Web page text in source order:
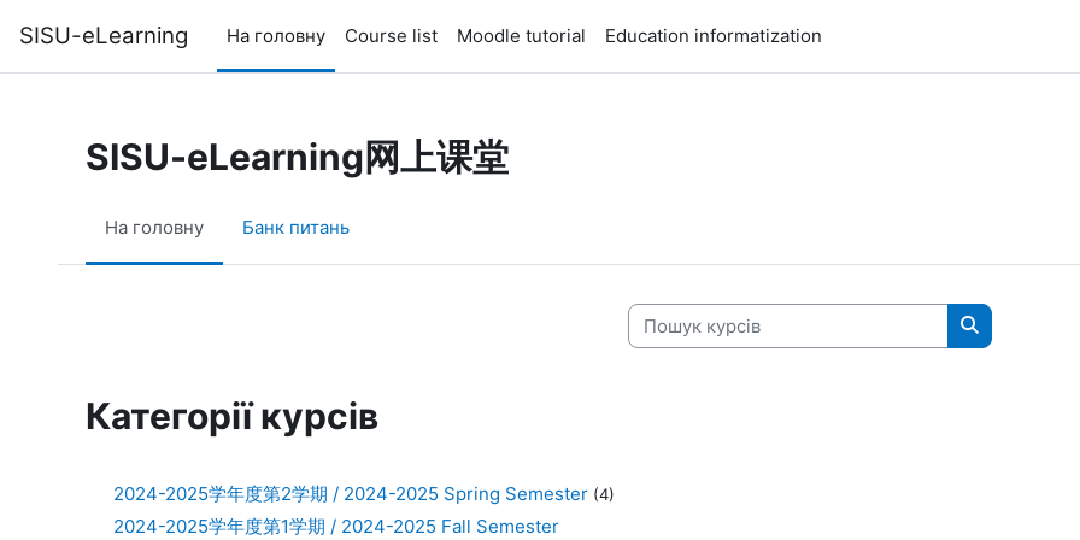
SISU-eLearning На головну Course list Moodle tutorial Education informatization
SISU-eLearning网上课堂
На головну Банк питань
Пошук курсів
Пошук курсів
Категорії курсів
2024-2025学年度第2学期 / 2024-2025 Spring Semester (4)
2024-2025学年度第1学期 / 2024-2025 Fall Semester